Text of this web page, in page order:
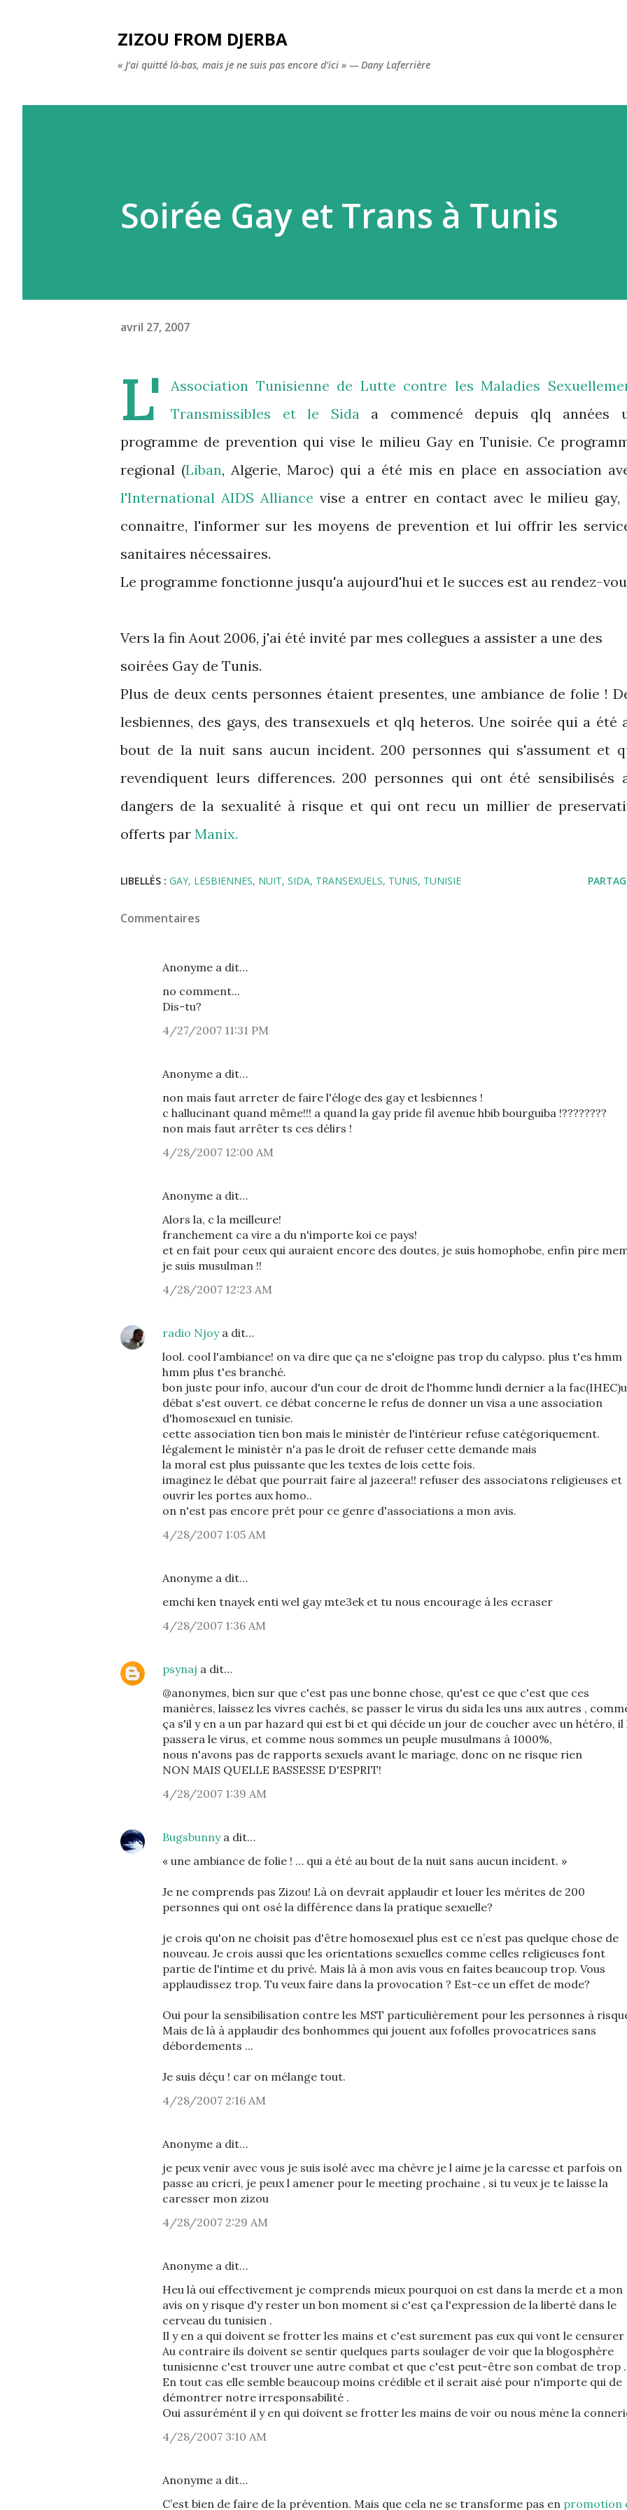
ZIZOU FROM DJERBA
« J’ai quitté là-bas, mais je ne suis pas encore d’ici » — Dany Laferrière
Soirée Gay et Trans à Tunis
avril 27, 2007
L'
Association Tunisienne de Lutte contre les Maladies
Transmissibles et le Sidaa commencé depuis qlq années
programme de prevention qui vise le milieu Gay en Tunisie. Ce
regional (Liban, Algerie, Maroc) qui a été mis en place en association
l'International AIDS Alliance vise a entrer en contact avec le milieu gay,
connaitre, l'informer sur les moyens de prevention et lui offrir les
sanitaires nécessaires.
Le programme fonctionne jusqu'a aujourd'hui et le succes est au rendez-
Vers la fin Aout 2006, j'ai été invité par mes collegues a assister a une des
soirées Gay de Tunis.
Plus de deux cents personnes étaient presentes, une ambiance de folie !
lesbiennes, des gays, des transexuels et qlq heteros. Une soirée qui a été
bout de la nuit sans aucun incident. 200 personnes qui s'assument et
revendiquent leurs differences. 200 personnes qui ont été sensibilisés
dangers de la sexualité à risque et qui ont recu un millier de
offerts par Manix.
LIBELLÉS : GAY LESBIENNES NUIT SIDA TRANSEXUELS TUNIS TUNISIE
Commentaires
Anonyme a dit…
no comment...
Dis-tu?
4/27/2007 11:31 PM
Anonyme a dit…
non mais faut arreter de faire l'éloge des gay et lesbiennes !
c hallucinant quand même!!! a quand la gay pride fil avenue hbib bourguiba !????????
non mais faut arrêter ts ces délirs !
4/28/2007 12:00 AM
Anonyme a dit…
Alors la, c la meilleure!
franchement ca vire a du n'importe koi ce pays!
et en fait pour ceux qui auraient encore des doutes, je suis homophobe, enfin pire
je suis musulman !!
4/28/2007 12:23 AM
radio Njoya dit…
lool. cool l'ambiance! on va dire que ça ne s'eloigne pas trop du calypso. plus t'es hmm
hmm plus t'es branché.
bon juste pour info, aucour d'un cour de droit de l'homme lundi dernier a la
débat s'est ouvert. ce débat concerne le refus de donner un visa a une association
d'homosexuel en tunisie.
cette association tien bon mais le ministèr de l'intérieur refuse catégoriquement.
légalement le ministèr n'a pas le droit de refuser cette demande mais
la moral est plus puissante que les textes de lois cette fois.
imaginez le débat que pourrait faire al jazeera!! refuser des associatons religieuses et
ouvrir les portes aux homo..
on n'est pas encore prét pour ce genre d'associations a mon avis.
4/28/2007 1:05 AM
Anonyme a dit…
emchi ken tnayek enti wel gay mte3ek et tu nous encourage à les ecraser
4/28/2007 1:36 AM
psynaj a dit…
@anonymes, bien sur que c'est pas une bonne chose, qu'est ce que c'est que ces
manières, laissez les vivres cachés, se passer le virus du sida les uns aux autres ,
ça s'il y en a un par hazard qui est bi et qui décide un jour de coucher avec un hétéro, il
passera le virus, et comme nous sommes un peuple musulmans à 1000%,
nous n'avons pas de rapports sexuels avant le mariage, donc on ne risque rien
NON MAIS QUELLE BASSESSE D'ESPRIT!
4/28/2007 1:39 AM
Bugsbunnya dit…
« une ambiance de folie ! … qui a été au bout de la nuit sans aucun incident. »
Je ne comprends pas Zizou! Là on devrait applaudir et louer les mérites de 200
personnes qui ont osé la différence dans la pratique sexuelle?
je crois qu'on ne choisit pas d'être homosexuel plus est ce n’est pas quelque chose de
nouveau. Je crois aussi que les orientations sexuelles comme celles religieuses font
partie de l'intime et du privé. Mais là à mon avis vous en faites beaucoup trop. Vous
applaudissez trop. Tu veux faire dans la provocation ? Est-ce un effet de mode?
Oui pour la sensibilisation contre les MST particulièrement pour les personnes à
Mais de là à applaudir des bonhommes qui jouent aux fofolles provocatrices sans
débordements ...
Je suis déçu ! car on mélange tout.
4/28/2007 2:16 AM
Anonyme a dit…
je peux venir avec vous je suis isolé avec ma chèvre je l aime je la caresse et parfois on
passe au cricri, je peux l amener pour le meeting prochaine , si tu veux je te laisse la
caresser mon zizou
4/28/2007 2:29 AM
Anonyme a dit…
Heu là oui effectivement je comprends mieux pourquoi on est dans la merde et a mon
avis on y risque d'y rester un bon moment si c'est ça l'expression de la liberté dans le
cerveau du tunisien .
Il y en a qui doivent se frotter les mains et c'est surement pas eux qui vont le censurer
Au contraire ils doivent se sentir quelques parts soulager de voir que la blogosphère
tunisienne c'est trouver une autre combat et que c'est peut-être son combat de trop .
En tout cas elle semble beaucoup moins crédible et il serait aisé pour n'importe qui de
démontrer notre irresponsabilité .
Oui assurémént il y en qui doivent se frotter les mains de voir ou nous mène la
4/28/2007 3:10 AM
Anonyme a dit…
C’est bien de faire de la prévention. Mais que cela ne se transforme pas en promotion